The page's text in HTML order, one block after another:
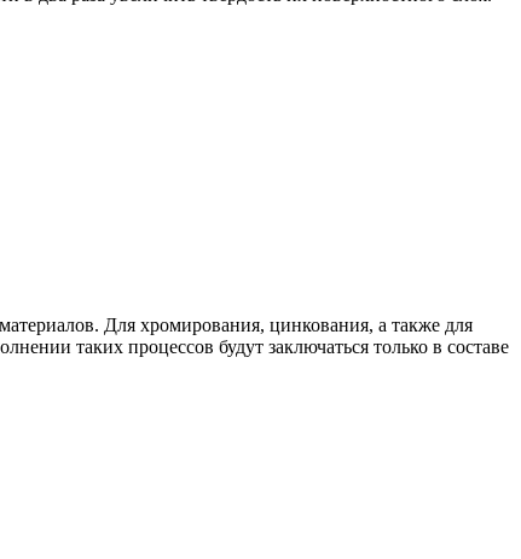
Для хромирования, цинкования, а также для
таких процессов будут заключаться только в составе